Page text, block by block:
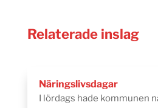
Relaterade inslag
Näringslivsdagar
I lördags hade kommunen